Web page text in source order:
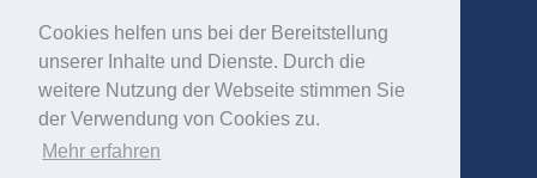
Cookies helfen uns bei der Bereitstellung
unserer Inhalte und Dienste. Durch die
weitere Nutzung der Webseite stimmen Sie
der Verwendung von Cookies zu.
Mehr erfahren
KONTAKT
Kontaktieren Sie uns
Standorte
Impressum
Datenschutz